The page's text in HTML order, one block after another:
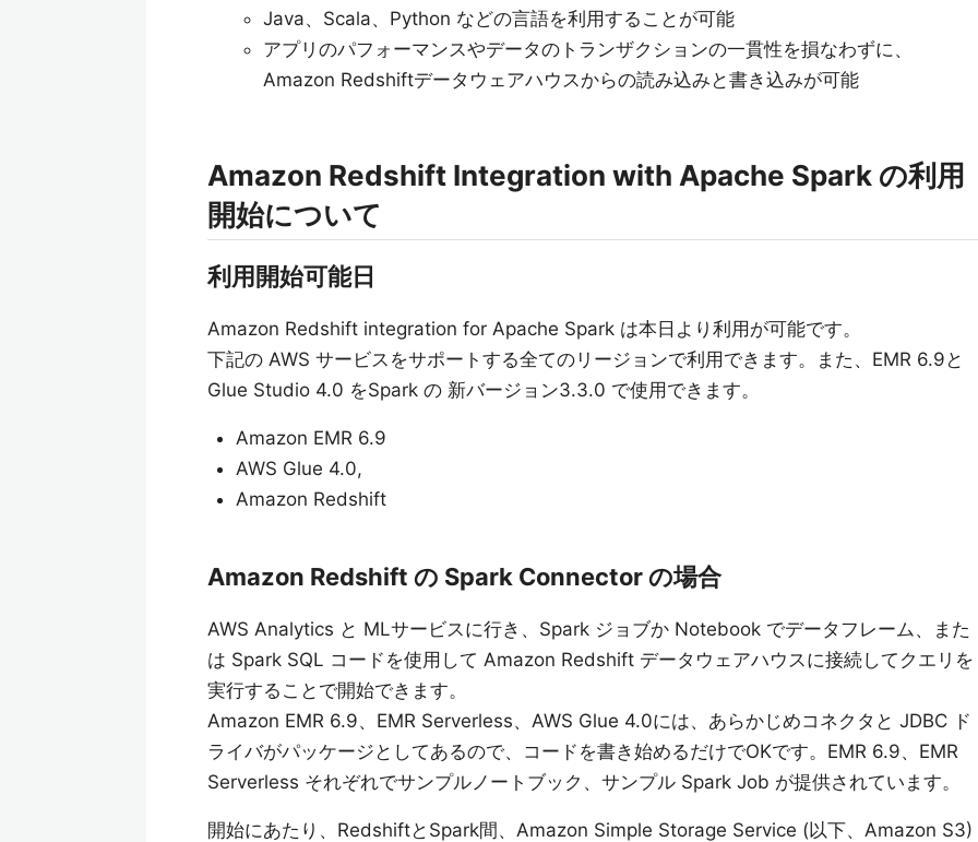
Java、Scala、Python などの言語を利用することが可能
アプリのパフォーマンスやデータのトランザクションの一貫性を損なわずに、
Amazon Redshiftデータウェアハウスからの読み込みと書き込みが可能
Amazon Redshift Integration with Apache Spark の利用
開始について
利用開始可能日
Amazon Redshift integration for Apache Spark は本日より利用が可能です。
下記の AWS サービスをサポートする全てのリージョンで利用できます。また、EMR 6.9と
Glue Studio 4.0 をSpark の 新バージョン3.3.0 で使用できます。
Amazon EMR 6.9
AWS Glue 4.0,
Amazon Redshift
Amazon Redshift の Spark Connector の場合
AWS Analytics と MLサービスに行き、Spark ジョブか Notebook でデータフレーム、また
は Spark SQL コードを使用して Amazon Redshift データウェアハウスに接続してクエリを
実行することで開始できます。
Amazon EMR 6.9、EMR Serverless、AWS Glue 4.0には、あらかじめコネクタと JDBC ド
ライバがパッケージとしてあるので、コードを書き始めるだけでOKです。EMR 6.9、EMR
Serverless それぞれでサンプルノートブック、サンプル Spark Job が提供されています。
開始にあたり、RedshiftとSpark間、Amazon Simple Storage Service (以下、Amazon S3)